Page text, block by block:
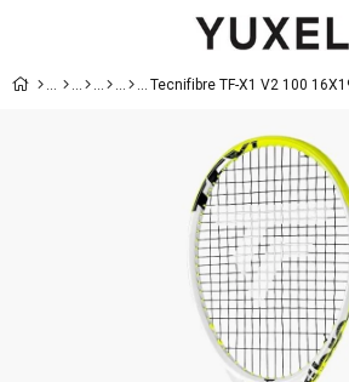
Tecnifibre TF-X1 V2 100